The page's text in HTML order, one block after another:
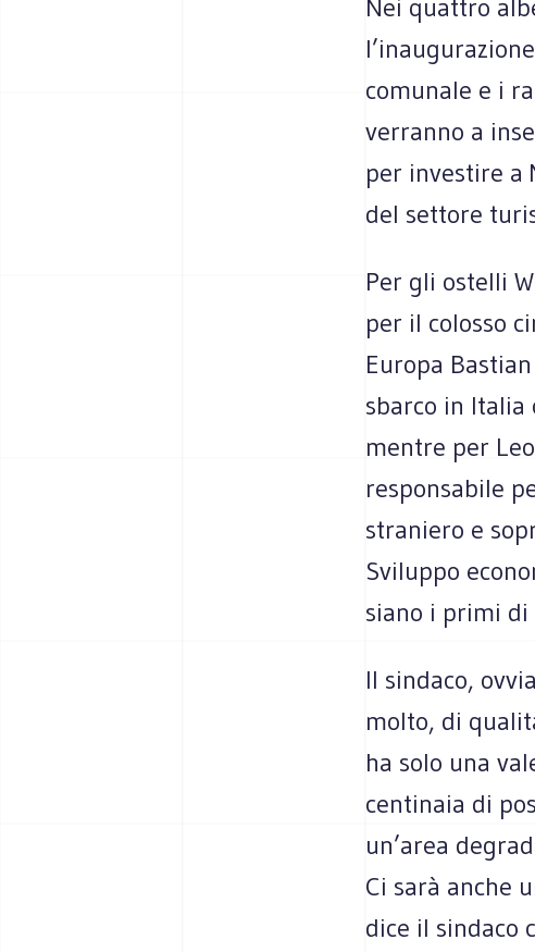
Nei quattro
comunale e i
verranno a
per investire a
del settore
Per gli ostelli
per il colosso
Europa
sbarco in Italia
mentre per
responsabile
straniero e
Sviluppo
siano i primi
Il sindaco,
molto, di
ha solo una
centinaia di
un’area
Ci sarà anche
dice il sindaco